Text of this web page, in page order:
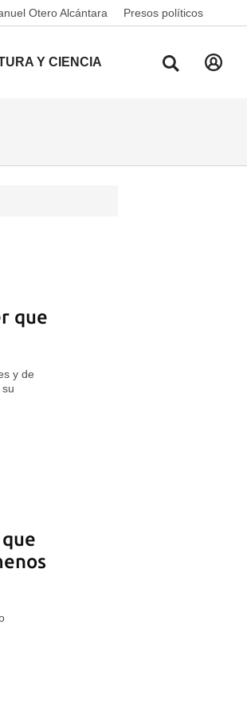
Otero Alcántara Presos políticos
Y CIENCIA
que
y de